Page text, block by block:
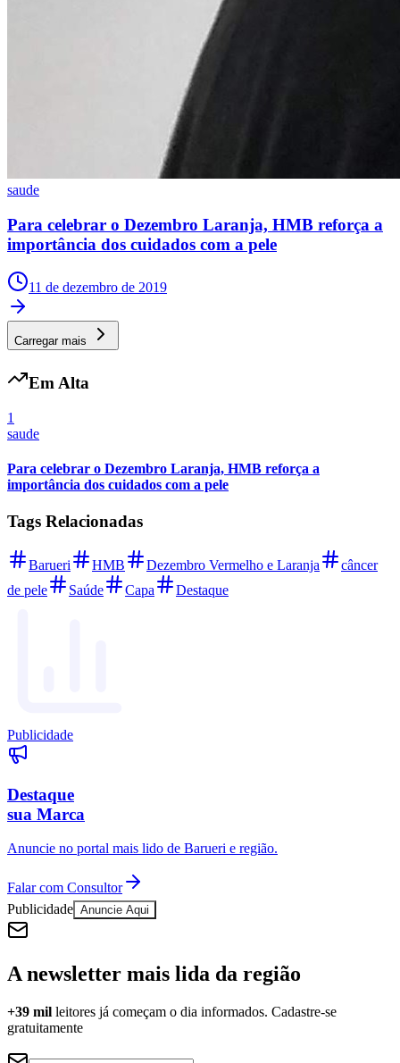
Palmeiras
São Paulo
saude
Para celebrar o Dezembro Laranja, HMB reforça a
importância dos cuidados com a pele
11 de dezembro de 2019
Carregar mais
Em Alta
1
saude
Para celebrar o Dezembro Laranja, HMB reforça a
importância dos cuidados com a pele
Tags Relacionadas
Barueri HMB Dezembro Vermelho e Laranja
câncer
de pele
Saúde Capa Destaque
Publicidade
Destaque
sua Marca
Anuncie no portal mais lido de Barueri e região.
Falar com Consultor
Publicidade Anuncie Aqui
A newsletter mais lida da região
+39 mil leitores já começam o dia informados. Cadastre-se
gratuitamente